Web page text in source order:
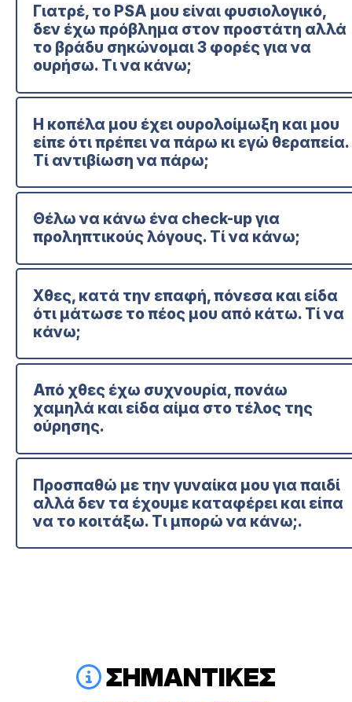
Γιατρέ, το PSA μου είναι φυσιολογικό,
δεν έχω πρόβλημα στον προστάτη αλλά
το βράδυ σηκώνομαι 3 φορές για να
ουρήσω. Τι να κάνω;
Η κοπέλα μου έχει ουρολοίμωξη και μου
είπε ότι πρέπει να πάρω κι εγώ θεραπεία.
Τί αντιβίωση να πάρω;
Θέλω να κάνω ένα check-up για
προληπτικούς λόγους. Τί να κάνω;
Χθες, κατά την επαφή, πόνεσα και είδα
ότι μάτωσε το πέος μου από κάτω. Τί να
κάνω;
Από χθες έχω συχνουρία, πονάω
χαμηλά και είδα αίμα στο τέλος της
ούρησης.
Προσπαθώ με την γυναίκα μου για παιδί
αλλά δεν τα έχουμε καταφέρει και είπα
να το κοιτάξω. Τι μπορώ να κάνω;.
ΣΗΜΑΝΤΙΚΕΣ